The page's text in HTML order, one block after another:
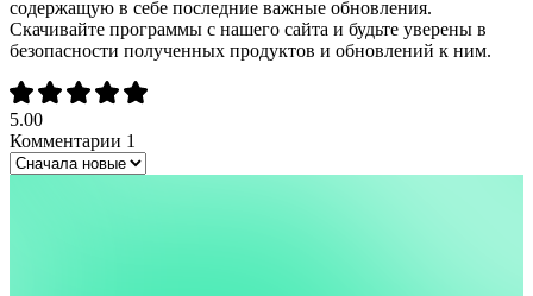
содержащую в себе последние важные обновления.
Скачивайте программы с нашего сайта и будьте уверены в
безопасности полученных продуктов и обновлений к ним.
5.00
Комментарии 1